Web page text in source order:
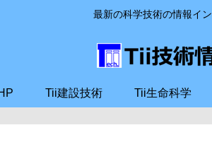
最新の科学技術の情報イン
Tii建設技術 Tii生命科学